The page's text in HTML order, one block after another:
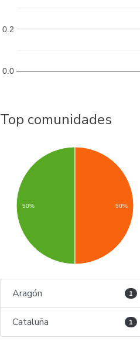
0.0
0.2
Top comunidades
50% 50%
Aragón 1
Cataluña 1